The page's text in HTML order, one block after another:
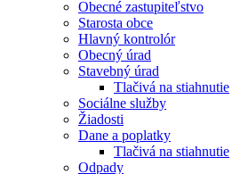
Obecné zastupiteľstvo
Starosta obce
Hlavný kontrolór
Obecný úrad
Stavebný úrad
Tlačivá na stiahnutie
Sociálne služby
Žiadosti
Dane a poplatky
Tlačivá na stiahnutie
Odpady